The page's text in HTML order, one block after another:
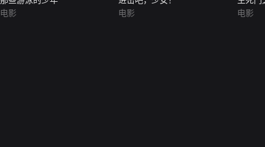
电影
电影
电影